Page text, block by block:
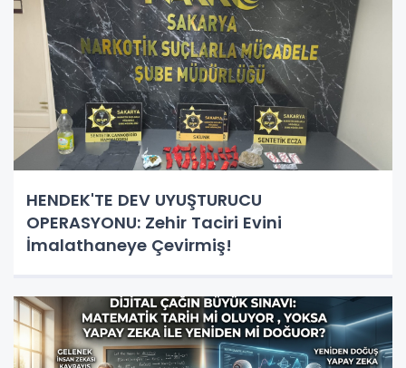
HENDEK'TE DEV UYUŞTURUCU
OPERASYONU: Zehir Taciri Evini
İmalathaneye Çevirmiş!